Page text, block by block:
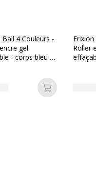
0.5 mm
Ball 4 Couleurs -
gel
- corps bleu -
Ajouter au
Roller